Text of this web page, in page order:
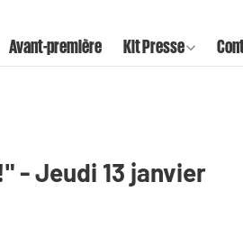
Avant-première Kit Presse
- Jeudi 13 janvier